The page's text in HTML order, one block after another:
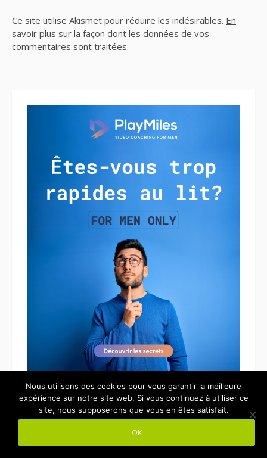
Ce site utilise Akismet pour réduire les indésirables. En
savoir plus sur la façon dont les données de vos
commentaires sont traitées.
Nous utilisons des cookies pour vous garantir la meilleure
expérience sur notre site web. Si vous continuez à utiliser ce
site, nous supposerons que vous en êtes satisfait.
OK